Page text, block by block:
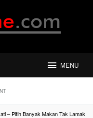
MENU
– Pitih Banyak Makan Tak Lamak